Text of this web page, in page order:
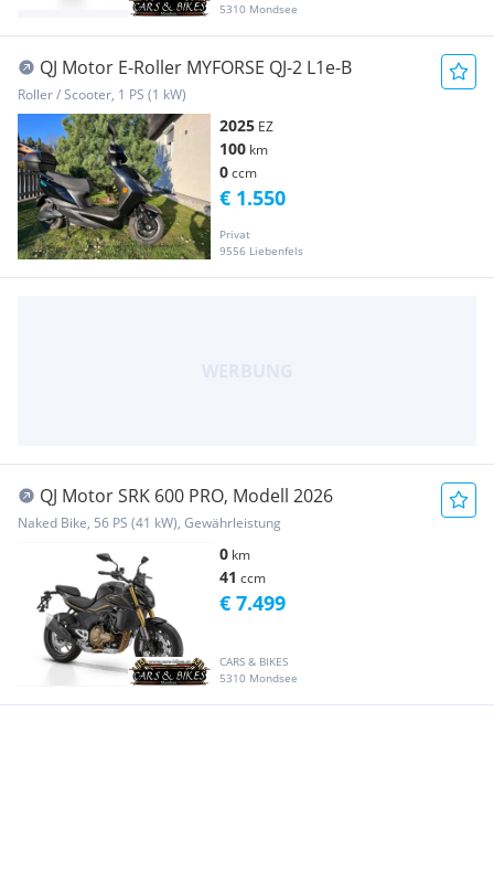
5310 Mondsee
QJ Motor E-Roller MYFORSE QJ-2 L1e-B
Roller / Scooter, 1 PS (1 kW)
2025 EZ
100 km
0ccm
Privat
9556 Liebenfels
€ 1.550
QJ Motor SRK 600 PRO, Modell 2026
Naked Bike, 56 PS (41 kW), Gewährleistung
0 km
41 ccm
CARS & BIKES
5310 Mondsee
€ 7.499